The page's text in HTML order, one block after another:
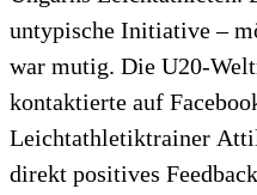
untypische Initiative –
war mutig. Die U20-
kontaktierte auf
Leichtathletiktrainer
direkt positives